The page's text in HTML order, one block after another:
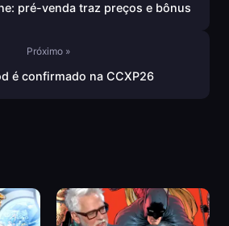
pré-venda traz preços e bônus
Próximo »
é confirmado na CCXP26